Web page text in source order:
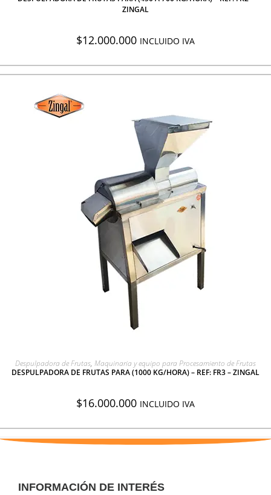
ZINGAL
$12.000.000 INCLUIDO IVA
AGREGAR A COTIZACIÓN
Despulpadora de Frutas, Maquinaria y equipo para Procesamiento de Frutas
DESPULPADORA DE FRUTAS PARA (1000 KG/HORA) – REF: FR3 – ZINGAL
$16.000.000 INCLUIDO IVA
INFORMACIÓN DE INTERÉS